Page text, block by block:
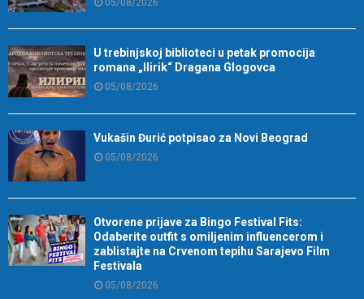
05/08/2026
U trebinjskoj biblioteci u petak promocija
romana „Ilirik“ Dragana Glogovca
05/08/2026
Vukašin Đurić potpisao za Novi Beograd
05/08/2026
Otvorene prijave za Bingo Festival Fits:
Odaberite outfit s omiljenim influencerom i
zablistajte na Crvenom tepihu Sarajevo Film
Festivala
05/08/2026